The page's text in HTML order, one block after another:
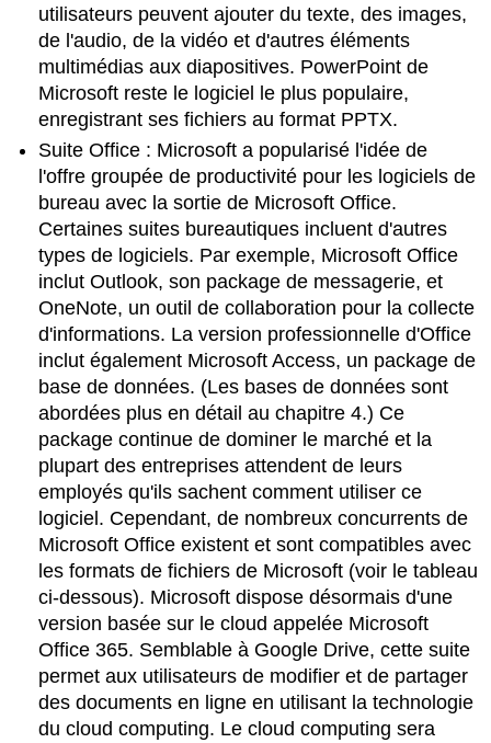
utilisateurs peuvent ajouter du texte, des images,
de l'audio, de la vidéo et d'autres éléments
multimédias aux diapositives. PowerPoint de
Microsoft reste le logiciel le plus populaire,
enregistrant ses fichiers au format PPTX.
Suite Office : Microsoft a popularisé l'idée de
l'offre groupée de productivité pour les logiciels de
bureau avec la sortie de Microsoft Office.
Certaines suites bureautiques incluent d'autres
types de logiciels. Par exemple, Microsoft Office
inclut Outlook, son package de messagerie, et
OneNote, un outil de collaboration pour la collecte
d'informations. La version professionnelle d'Office
inclut également Microsoft Access, un package de
base de données. (Les bases de données sont
abordées plus en détail au chapitre 4.) Ce
package continue de dominer le marché et la
plupart des entreprises attendent de leurs
employés qu'ils sachent comment utiliser ce
logiciel. Cependant, de nombreux concurrents de
Microsoft Office existent et sont compatibles avec
les formats de fichiers de Microsoft (voir le tableau
ci-dessous). Microsoft dispose désormais d'une
version basée sur le cloud appelée Microsoft
Office 365. Semblable à Google Drive, cette suite
permet aux utilisateurs de modifier et de partager
des documents en ligne en utilisant la technologie
du cloud computing. Le cloud computing sera